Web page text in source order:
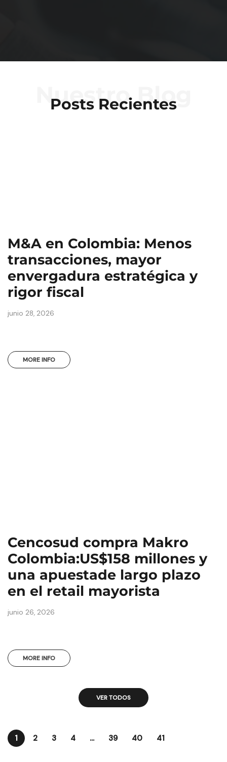
Nuestro Blog
Posts Recientes
M&A en Colombia: Menos
transacciones, mayor
envergadura estratégica y
rigor fiscal
junio 28, 2026
MORE INFO
Cencosud compra Makro
Colombia:US$158 millones y
una apuestade largo plazo
en el retail mayorista
junio 26, 2026
MORE INFO
1 2 3 4 … 39 40 41
VER TODOS